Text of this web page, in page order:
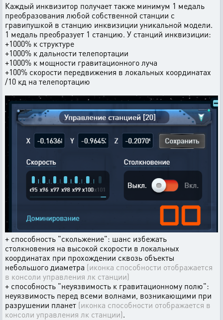
Каждый инквизитор получает также минимум 1 медаль
преобразования любой собственной станции с
гравипушкой в станцию инквизиции уникальной модели.
1 медаль преобразует 1 станцию. У станций инквизиции:
+1000% к структуре
+1000% к дальности телепортации
+1000% к мощности гравитационного луча
+100% скорости передвижения в локальных координатах
/10 кд на телепортацию
+ способность "скольжение": шанс избежать
столкновения на высокой скорости в локальных
координатах при прохождении сквозь объекты
небольшого диаметра (иконка способности отображается
в консоли управления лк станции)
+ способность "неуязвимость к гравитационному полю":
неуязвимость перед всеми волнами, возникающими при
разрушении планет (иконка способности отображается в
консоли управления лк станции).